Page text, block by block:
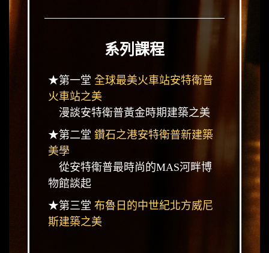
系列課程
★第一堂 全球最美火車站安特衛普
火車站之美
漫談安特衛普黃金時期建築之美
★第二堂 鑽石之港安特衛普新建築
美學
從安特衛普最時尚的MAS河畔博
物館談起
★第三堂 布魯日的中世紀北方威尼
斯建築之美